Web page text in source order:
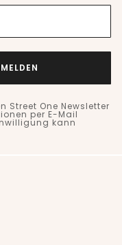
Street One Newsletter
per E-Mail
kann